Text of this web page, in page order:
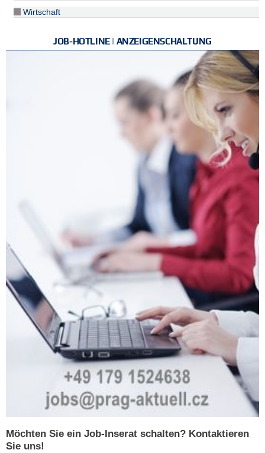
Wirtschaft
JOB-HOTLINE | ANZEIGENSCHALTUNG
Möchten Sie ein Job-Inserat schalten? Kontaktieren
Sie uns!